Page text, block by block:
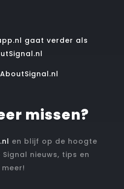
gaat verder als
missen?
en blijf op de hoogte
nieuws, tips en
meer!